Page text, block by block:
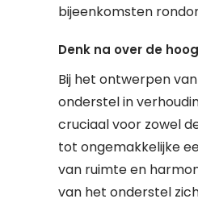
bijeenkomsten
Denk na over de
Bij het ontwerpen
onderstel in
cruciaal voor zowel
tot ongemakkelijke
van ruimte en
van het onderstel